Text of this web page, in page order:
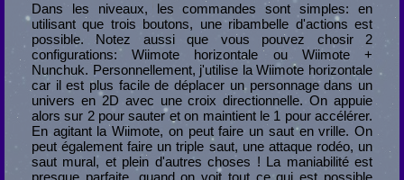
Dans les niveaux, les commandes sont simples: en
utilisant que trois boutons, une ribambelle d'actions est
possible. Notez aussi que vous pouvez chosir 2
configurations: Wiimote horizontale ou Wiimote +
Nunchuk. Personnellement, j'utilise la Wiimote horizontale
car il est plus facile de déplacer un personnage dans un
univers en 2D avec une croix directionnelle. On appuie
alors sur 2 pour sauter et on maintient le 1 pour accélérer.
En agitant la Wiimote, on peut faire un saut en vrille. On
peut également faire un triple saut, une attaque rodéo, un
saut mural, et plein d'autres choses ! La maniabilité est